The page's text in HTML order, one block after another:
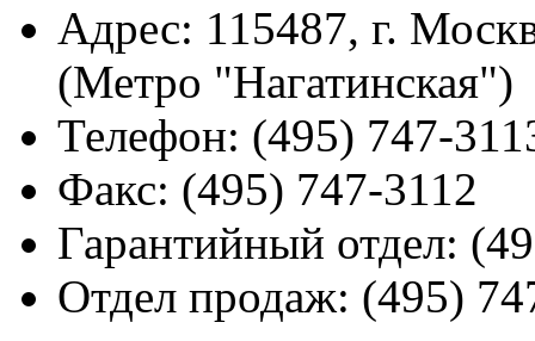
Адрес: 115487, г.
(Метро "Нагатинская")
Телефон: (495) 747-
Факс: (495) 747-3112
Гарантийный отдел:
Отдел продаж: (495)